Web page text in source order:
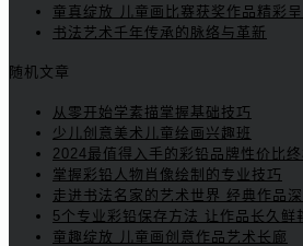
童真绽放 儿童画比赛获奖作品精彩呈
书法艺术千年传承的脉络与革新
随机文章
从零开始学素描掌握基础技巧
少儿创意美术儿童绘画兴趣班
2024最值得入手的彩铅品牌性价比
掌握彩铅人物肖像绘制的专业技巧
走进书法名家的艺术世界 经典作品
5个专业彩铅保存方法 让作品长久鲜
童趣绽放 儿童画创意作品艺术长廊